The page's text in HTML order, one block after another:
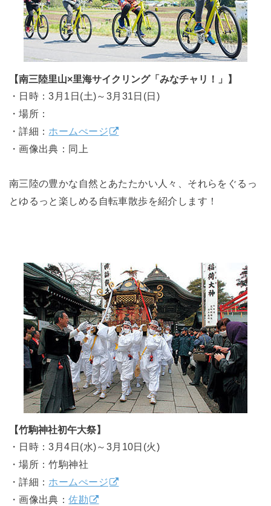
【南三陸里山×里海サイクリング「みなチャリ！」】
・日時：3月1日(土)～3月31日(日)
・場所：
・詳細： ホームぺージ
・画像出典：同上
南三陸の豊かな自然とあたたかい人々、それらをぐるっ
とゆるっと楽しめる自転車散歩を紹介します！
【竹駒神社初午大祭】
・日時：3月4日(水)～3月10日(火)
・場所：竹駒神社
・詳細： ホームぺージ
・画像出典：佐勘